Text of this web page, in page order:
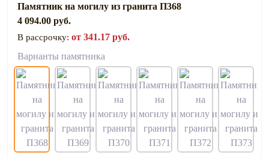
Памятник на могилу из гранита П368
4 094.00 руб.
В рассрочку: от 341.17 руб.
Варианты памятника